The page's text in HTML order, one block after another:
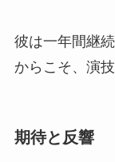
彼は一年間継
からこそ、演
期待と反響